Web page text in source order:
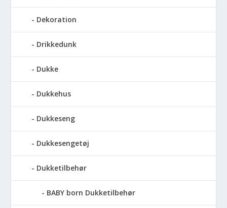
Dekoration
Drikkedunk
Dukke
Dukkehus
Dukkeseng
Dukkesengetøj
Dukketilbehør
BABY born Dukketilbehør